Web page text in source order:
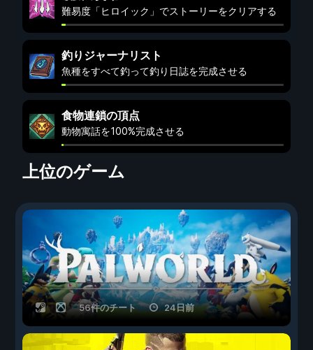
難易度「ヒロイック」でストーリーをクリアする
釣りジャーナリスト
魚種をすべて釣って釣り日誌を完成させる
食物連鎖の頂点
動物寓話を100%完成させる
上位のゲーム
56件のチート 24日前